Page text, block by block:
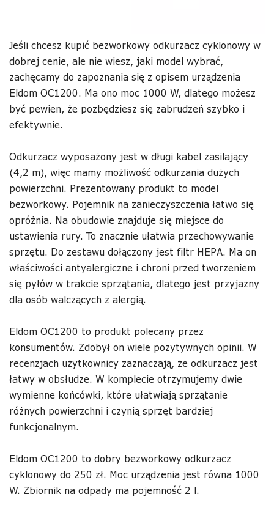
Jeśli chcesz kupić bezworkowy odkurzacz cyklonowy w
dobrej cenie, ale nie wiesz, jaki model wybrać,
zachęcamy do zapoznania się z opisem urządzenia
Eldom OC1200. Ma ono moc 1000 W, dlatego możesz
być pewien, że pozbędziesz się zabrudzeń szybko i
efektywnie.
Odkurzacz wyposażony jest w długi kabel zasilający
(4,2 m), więc mamy możliwość odkurzania dużych
powierzchni. Prezentowany produkt to model
bezworkowy. Pojemnik na zanieczyszczenia łatwo się
opróżnia. Na obudowie znajduje się miejsce do
ustawienia rury. To znacznie ułatwia przechowywanie
sprzętu. Do zestawu dołączony jest filtr HEPA. Ma on
właściwości antyalergiczne i chroni przed tworzeniem
się pyłów w trakcie sprzątania, dlatego jest przyjazny
dla osób walczących z alergią.
Eldom OC1200 to produkt polecany przez
konsumentów. Zdobył on wiele pozytywnych opinii. W
recenzjach użytkownicy zaznaczają, że odkurzacz jest
łatwy w obsłudze. W komplecie otrzymujemy dwie
wymienne końcówki, które ułatwiają sprzątanie
różnych powierzchni i czynią sprzęt bardziej
funkcjonalnym.
Eldom OC1200 to dobry bezworkowy odkurzacz
cyklonowy do 250 zł. Moc urządzenia jest równa 1000
W. Zbiornik na odpady ma pojemność 2 l.